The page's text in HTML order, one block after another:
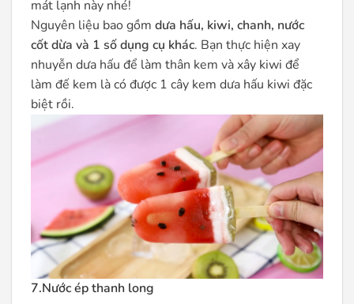
mát lạnh này nhé!
Nguyên liệu bao gồm dưa hấu, kiwi, chanh, nước
cốt dừa và 1 số dụng cụ khác. Bạn thực hiện xay
nhuyễn dưa hấu để làm thân kem và xây kiwi để
làm đế kem là có được 1 cây kem dưa hấu kiwi đặc
biệt rồi.
7.Nước ép thanh long